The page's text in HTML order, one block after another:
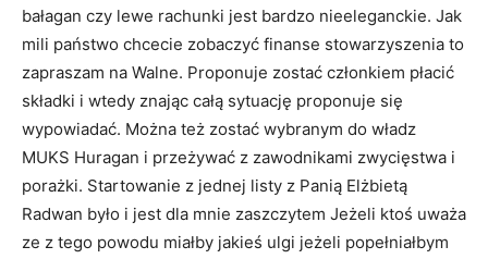
bałagan czy lewe rachunki jest bardzo nieeleganckie. Jak
mili państwo chcecie zobaczyć finanse stowarzyszenia to
zapraszam na Walne. Proponuje zostać członkiem płacić
składki i wtedy znając całą sytuację proponuje się
wypowiadać. Można też zostać wybranym do władz
MUKS Huragan i przeżywać z zawodnikami zwycięstwa i
porażki. Startowanie z jednej listy z Panią Elżbietą
Radwan było i jest dla mnie zaszczytem Jeżeli ktoś uważa
ze z tego powodu miałby jakieś ulgi jeżeli popełniałbym